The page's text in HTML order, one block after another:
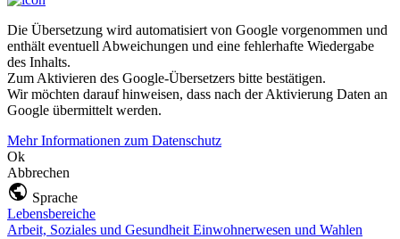
Die Übersetzung wird automatisiert von Google vorgenommen und
enthält eventuell Abweichungen und eine fehlerhafte Wiedergabe
des Inhalts.
Zum Aktivieren des Google-Übersetzers bitte bestätigen.
Wir möchten darauf hinweisen, dass nach der Aktivierung Daten an
Google übermittelt werden.
Mehr Informationen zum Datenschutz
Ok
Abbrechen
Sprache
Lebensbereiche
Arbeit, Soziales und Gesundheit Einwohnerwesen und Wahlen